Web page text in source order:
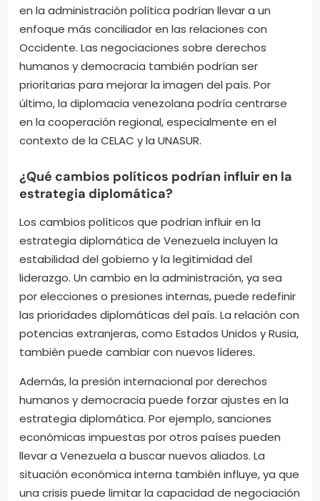
en la administración política podrían llevar a un
enfoque más conciliador en las relaciones con
Occidente. Las negociaciones sobre derechos
humanos y democracia también podrían ser
prioritarias para mejorar la imagen del país. Por
último, la diplomacia venezolana podría centrarse
en la cooperación regional, especialmente en el
contexto de la CELAC y la UNASUR.
¿Qué cambios políticos podrían influir en la
estrategia diplomática?
Los cambios políticos que podrían influir en la
estrategia diplomática de Venezuela incluyen la
estabilidad del gobierno y la legitimidad del
liderazgo. Un cambio en la administración, ya sea
por elecciones o presiones internas, puede redefinir
las prioridades diplomáticas del país. La relación con
potencias extranjeras, como Estados Unidos y Rusia,
también puede cambiar con nuevos líderes.
Además, la presión internacional por derechos
humanos y democracia puede forzar ajustes en la
estrategia diplomática. Por ejemplo, sanciones
económicas impuestas por otros países pueden
llevar a Venezuela a buscar nuevos aliados. La
situación económica interna también influye, ya que
una crisis puede limitar la capacidad de negociación